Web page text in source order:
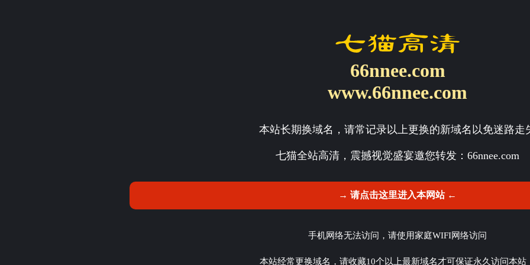
66nnee.com
www.66nnee.com
本站长期换域名，请常记录以上更换的新域名以免迷路走
七猫全站高清，震撼视觉盛宴邀您转发： 66nnee.com
→ 请点击这里进入本网站 ←
手机网络无法访问，请使用家庭WIFI网络访问
本站经常更换域名，请收藏10个以上最新域名才可保证永久访问本站